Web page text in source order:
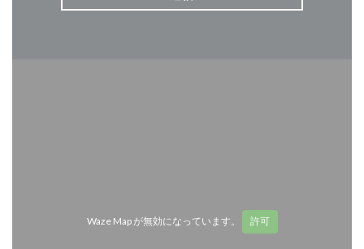
Waze Map が無効になっています。 許可